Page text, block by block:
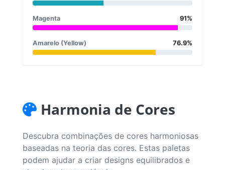
Magenta 91%
Amarelo (Yellow) 76.9%
Harmonia de Cores
Descubra combinações de cores harmoniosas
baseadas na teoria das cores. Estas paletas
podem ajudar a criar designs equilibrados e